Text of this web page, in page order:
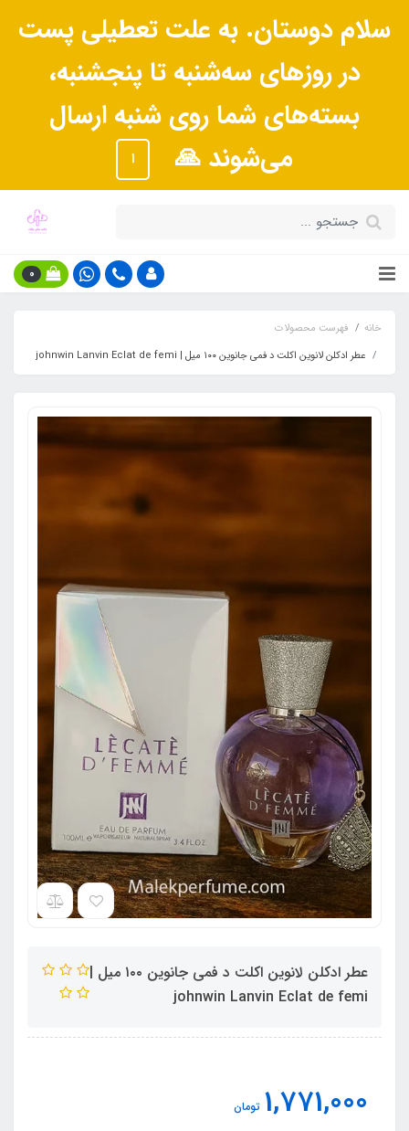
سلام دوستان. به علت تعطیلی پست
در روزهای سه‌شنبه تا پنجشنبه،
بسته‌های شما روی شنبه ارسال
می‌شوند 🙏
ا
0
خانه
فهرست محصولات
عطر ادکلن لانوین اکلت د فمی جانوین ١٠٠ میل |‌ johnwin Lanvin Eclat de femi
عطر ادکلن لانوین اکلت د فمی جانوین ١٠٠ میل |‌
johnwin Lanvin Eclat de femi
1,771,000 تومان